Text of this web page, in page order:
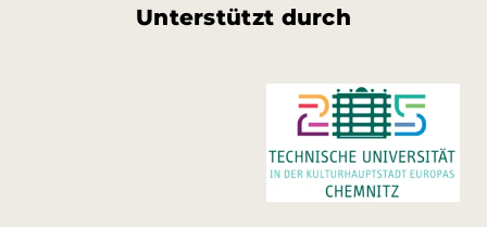
Unterstützt durch